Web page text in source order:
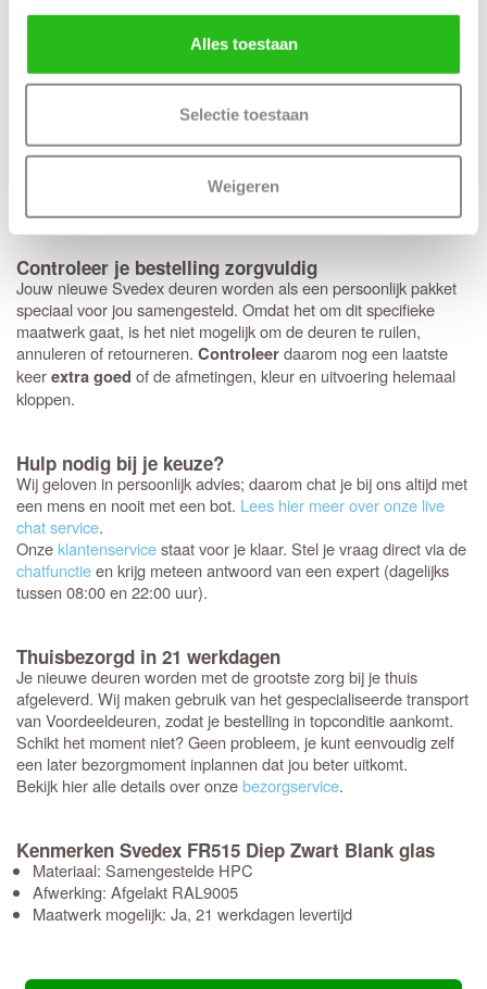
Alles toestaan
Selectie toestaan
Weigeren
ook voor andere merken kiezen. Heb je een voorkeur voor een
strakke look met minirozetten in plaats van een standaard rond of
vierkant rozet? Dan bereiden we dit graag direct voor je voor.
Houd er wel rekening mee dat deze specifieke fabrieksboring
met minirozet. Mooie bijpassende zwarte deurkrukken speciaal
Black on White-seriezijn de Svedex
Controleer je bestelling zorgvuldig
Jouw nieuwe Svedex deuren worden als een persoonlijk pakket
speciaal voor jou samengesteld. Omdat het om dit specifieke
maatwerk gaat, is het niet mogelijk om de deuren te ruilen,
annuleren of retourneren. Controleerdaarom nog een laatste
keerextra goed of de afmetingen, kleur en uitvoering helemaal
kloppen.
Hulp nodig bij je keuze?
Wij geloven in persoonlijk advies; daarom chat je bij ons altijd met
een mens en nooit met een bot. Lees hier meer over onze live
chat service.
Onzeklantenservicestaat voor je klaar. Stel je vraag direct via de
chatfunctieen krijg meteen antwoord van een expert (dagelijks
tussen 08:00 en 22:00 uur).
Thuisbezorgd in 21 werkdagen
Je nieuwe deuren worden met de grootste zorg bij je thuis
afgeleverd. Wij maken gebruik van het gespecialiseerde transport
van Voordeeldeuren, zodat je bestelling in topconditie aankomt.
Schikt het moment niet? Geen probleem, je kunt eenvoudig zelf
een later bezorgmoment inplannen dat jou beter uitkomt.
Bekijk hier alle details over onzebezorgservice.
Kenmerken Svedex FR515 Diep Zwart Blank glas
Materiaal: Samengestelde HPC
Afwerking: Afgelakt RAL9005
Maatwerk mogelijk: Ja, 21 werkdagen levertijd